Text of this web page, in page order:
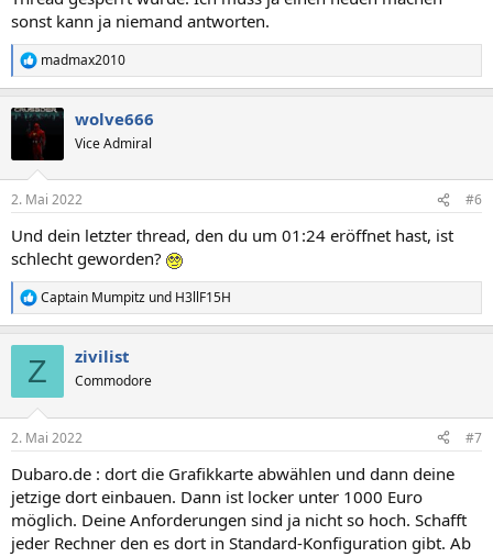
sonst kann ja niemand antworten.
R
e
k
e
:
madmax2010
wolve666
Vice Admiral
2. Mai 2022 #6
Und dein letzter thread, den du um 01:24 eröffnet hast, ist
schlecht geworden?
R
e
e
:
Captain Mumpitz und H3llF15H
Z zivilist
Commodore
2. Mai 2022 #7
Dubaro.de : dort die Grafikkarte abwählen und dann deine
jetzige dort einbauen. Dann ist locker unter 1000 Euro
möglich. Deine Anforderungen sind ja nicht so hoch. Schafft
jeder Rechner den es dort in Standard-Konfiguration gibt. Ab